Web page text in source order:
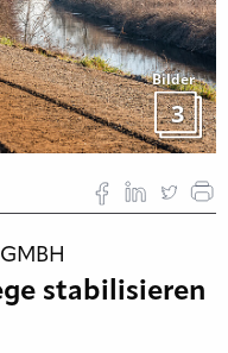
Bilder
3
stabilisieren